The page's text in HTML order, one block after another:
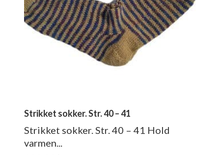
Strikket sokker. Str. 40 – 41
Strikket sokker. Str. 40 – 41 Hold
varmen...